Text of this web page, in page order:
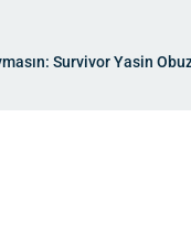
Survivor Yasin